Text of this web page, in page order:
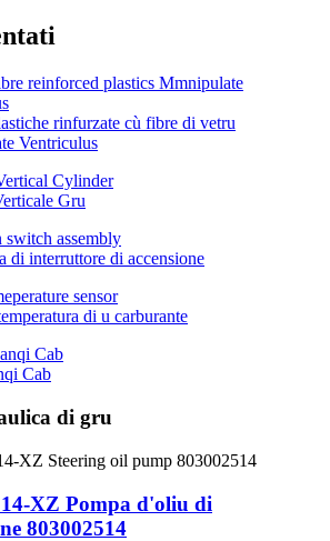
rinfurzate cù fibre di vetru
Ventriculus
Gru
di interruttore di accensione
di u carburante
Cab
di gru
XZ Pompa d'oliu di
803002514